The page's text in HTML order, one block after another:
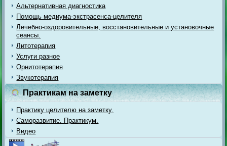
Альтернативная диагностика
Помощь медиума-экстрасенса-целителя
Лечебно-оздоровительные, восстановительные и установочные
сеансы.
Литотерапия
Услуги разное
Орнитотерапия
Звукотерапия
Практикам на заметку
Практику целителю на заметку.
Саморазвитие. Практикум.
Видео